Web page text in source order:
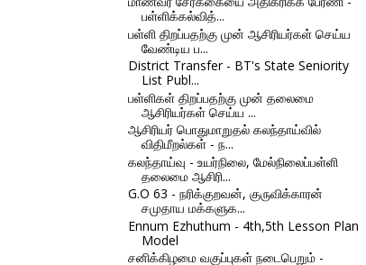
பள்ளிக்கல்வித்...
பள்ளி திறப்பதற்கு முன் ஆசிரியர்கள் செய்ய
வேண்டிய ப...
District Transfer - BT's State Seniority
List Publ...
பள்ளிகள் திறப்பதற்கு முன் தலைமை
ஆசிரியர்கள் செய்ய ...
ஆசிரியர் பொதுமாறுதல் கலந்தாய்வில்
விதிமீறல்கள் - ந...
கலந்தாய்வு - உயர்நிலை, மேல்நிலைப்பள்ளி
தலைமை ஆசிரி...
G.O 63 - நரிக்குறவன், குருவிக்காரன்
சமுதாய மக்களுக...
Ennum Ezhuthum - 4th,5th Lesson Plan
Model
சனிக்கிழமை வகுப்புகள் நடைபெறும் -